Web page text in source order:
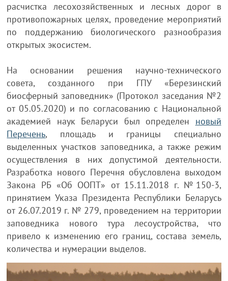
расчистка лесохозяйственных и лесных дорог в
противопожарных целях, проведение мероприятий
по поддержанию биологического разнообразия
открытых экосистем.
На основании решения научно-технического
совета, созданного при ГПУ «Березинский
биосферный заповедник» (Протокол заседания №2
от 05.05.2020) и по согласованию с Национальной
академией наук Беларуси был определен новый
Перечень, площадь и границы специально
выделенных участков заповедника, а также режим
осуществления в них допустимой деятельности.
Разработка нового Перечня обусловлена выходом
Закона РБ «Об ООПТ» от 15.11.2018 г. №150-3,
принятием Указа Президента Республики Беларусь
от 26.07.2019 г. № 279, проведением на территории
заповедника нового тура лесоустройства, что
привело к изменению его границ, состава земель,
количества и нумерации выделов.